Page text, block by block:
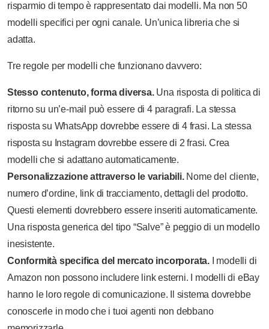
risparmio di tempo è rappresentato dai modelli. Ma non 50
modelli specifici per ogni canale. Un’unica libreria che si
adatta.
Tre regole per modelli che funzionano davvero:
Stesso contenuto, forma diversa.Una risposta di politica di
ritorno su un’e-mail può essere di 4 paragrafi. La stessa
risposta su WhatsApp dovrebbe essere di 4 frasi. La stessa
risposta su Instagram dovrebbe essere di 2 frasi. Crea
modelli che si adattano automaticamente.
Personalizzazione attraverso le variabili.Nome del cliente,
numero d’ordine, link di tracciamento, dettagli del prodotto.
Questi elementi dovrebbero essere inseriti automaticamente.
Una risposta generica del tipo “Salve” è peggio di un modello
inesistente.
Conformità specifica del mercato incorporata. I modelli di
Amazon non possono includere link esterni. I modelli di eBay
hanno le loro regole di comunicazione. Il sistema dovrebbe
conoscerle in modo che i tuoi agenti non debbano